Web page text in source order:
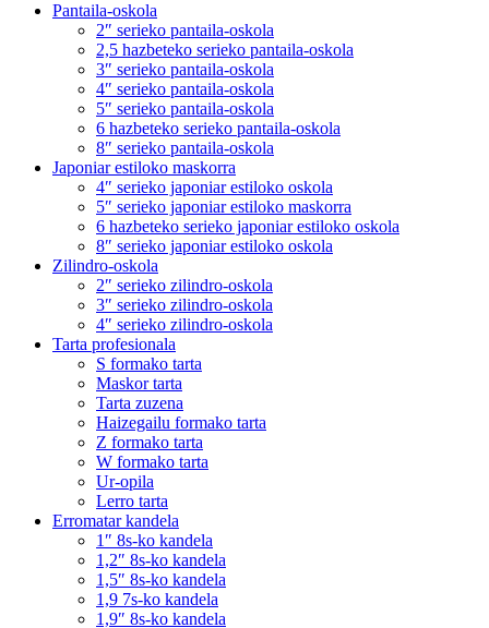
Pantaila-oskola
2″ serieko pantaila-oskola
2,5 hazbeteko serieko pantaila-oskola
3″ serieko pantaila-oskola
4″ serieko pantaila-oskola
5″ serieko pantaila-oskola
6 hazbeteko serieko pantaila-oskola
8″ serieko pantaila-oskola
Japoniar estiloko maskorra
4″ serieko japoniar estiloko oskola
5″ serieko japoniar estiloko maskorra
6 hazbeteko serieko japoniar estiloko oskola
8″ serieko japoniar estiloko oskola
Zilindro-oskola
2″ serieko zilindro-oskola
3″ serieko zilindro-oskola
4″ serieko zilindro-oskola
Tarta profesionala
S formako tarta
Maskor tarta
Tarta zuzena
Haizegailu formako tarta
Z formako tarta
W formako tarta
Ur-opila
Lerro tarta
Erromatar kandela
1″ 8s-ko kandela
1,2″ 8s-ko kandela
1,5″ 8s-ko kandela
1,9 7s-ko kandela
1,9″ 8s-ko kandela